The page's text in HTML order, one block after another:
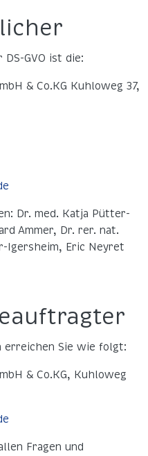
GVO ist die:
& Co.KG Kuhloweg 37,
Dr. med. Katja Pütter-
Ammer, Dr. rer. nat.
Igersheim, Eric Neyret
erreichen Sie wie folgt:
& Co.KG, Kuhloweg
Fragen und